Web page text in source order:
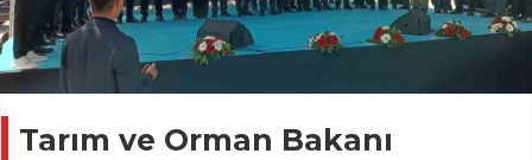
Tarım ve Orman Bakanı